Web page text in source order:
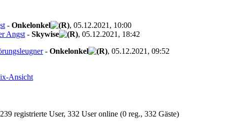
- Onkelonkel
, 05.12.2021, 10:00
Angst - Skywise
, 05.12.2021, 18:42
- Onkelonkel
, 05.12.2021, 09:52
Ansicht
registrierte User, 332 User online (0 reg., 332 Gäste)